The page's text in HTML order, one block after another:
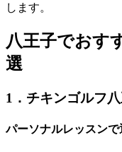
します。
八王子でおす
選
1．チキンゴルフ
パーソナルレッスン